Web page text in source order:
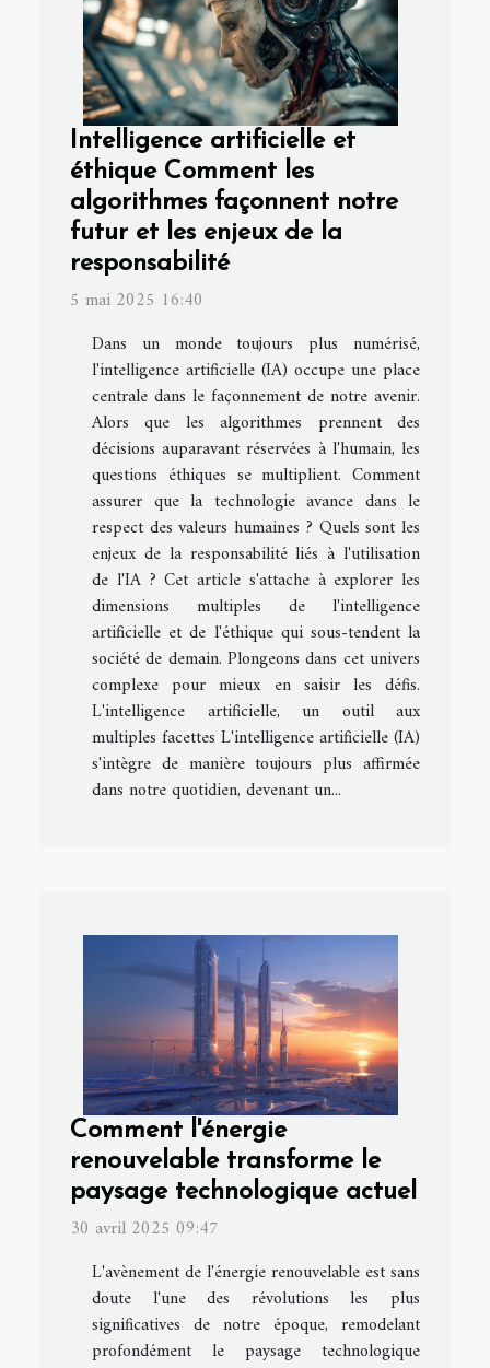
Intelligence artificielle et
éthique Comment les
algorithmes façonnent notre
futur et les enjeux de la
responsabilité
5 mai 2025 16:40
Dans un monde toujours plus numérisé,
l'intelligence artificielle (IA) occupe une place
centrale dans le façonnement de notre avenir.
Alors que les algorithmes prennent des
décisions auparavant réservées à l'humain, les
questions éthiques se multiplient. Comment
assurer que la technologie avance dans le
respect des valeurs humaines ? Quels sont les
enjeux de la responsabilité liés à l'utilisation
de l'IA ? Cet article s'attache à explorer les
dimensions multiples de l'intelligence
artificielle et de l'éthique qui sous-tendent la
société de demain. Plongeons dans cet univers
complexe pour mieux en saisir les défis.
L'intelligence artificielle, un outil aux
multiples facettes L'intelligence artificielle (IA)
s'intègre de manière toujours plus affirmée
dans notre quotidien, devenant un...
Comment l'énergie
renouvelable transforme le
paysage technologique actuel
30 avril 2025 09:47
L'avènement de l'énergie renouvelable est sans
doute l'une des révolutions les plus
significatives de notre époque, remodelant
profondément le paysage technologique